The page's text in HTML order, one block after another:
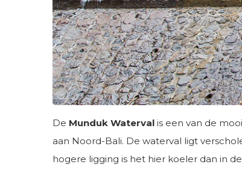
De Munduk Waterval is een van de
aan Noord-Bali. De waterval ligt
hogere ligging is het hier koeler dan in